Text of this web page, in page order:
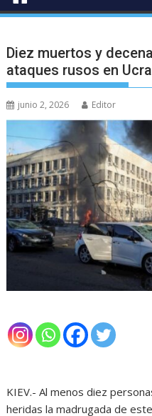
Diez muertos y
ataques rusos en
junio 2, 2026 Editor
KIEV.- Al menos diez
heridas la madrugada de